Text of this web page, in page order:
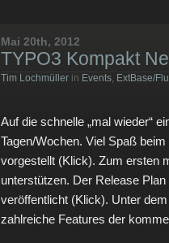
Mai 20th, 2012
TYPO3 Kompakt
Tim Lochmüller in Events, ExtBase/
Auf die schnelle „mal wieder“
Tagen/Wochen. Viel Spaß
vorgestellt (Klick). Zum ersten
unterstützen. Der Release
veröffentlicht (Klick). Unter
zahlreiche Features der